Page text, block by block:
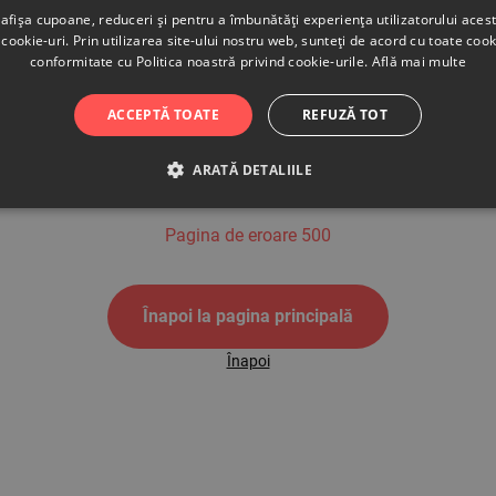
500
Pagina de eroare 500
Înapoi la pagina principală
Înapoi
cupoane, reduceri și pentru a îmbunătăți experiența utilizatorului
uri. Prin utilizarea site-ului nostru web, sunteți de acord cu toate
conformitate cu Politica noastră privind cookie-urile. Află mai multe
ACCEPTĂ TOATE REFUZĂ TOT
ARATĂ DETALIILE